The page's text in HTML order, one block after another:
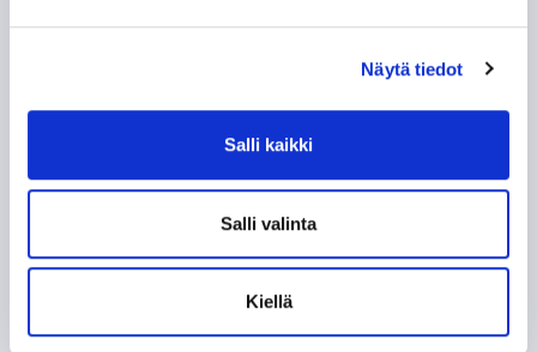
Näytä tiedot
Salli kaikki
Salli valinta
Kiellä
60-VUOTISJUHLAKIRJAN KYNNYKSELLÄ VANHA
KAMPPAILU TAMPEREEN HERRUUDESTA 50
KUN TAPPARA ZSKA:N KAATOI
KOHTI AMMATTILAISUUTTA, OSA 2: EUROOPAN